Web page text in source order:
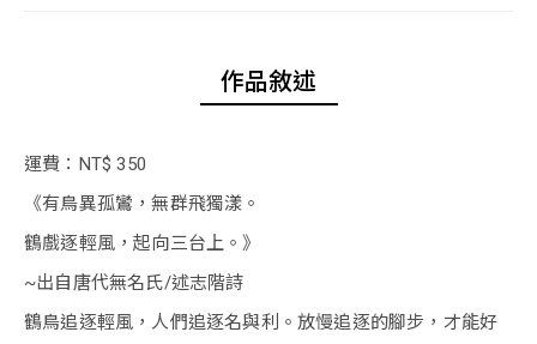
作品敘述
運費：NT$ 350
《有鳥異孤鸞，無群飛獨漾。
鶴戲逐輕風，起向三台上。》
~出自唐代無名氏/述志階詩
鶴鳥追逐輕風，人們追逐名與利。放慢追逐的腳步，才能好